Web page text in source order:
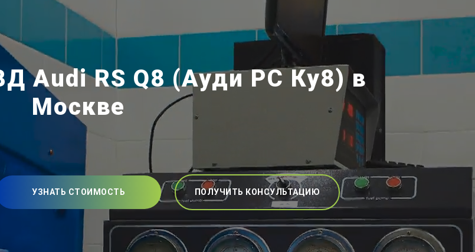
Audi RS Q8 (Ауди РС Ку8) в
Москве
УЗНАТЬ СТОИМОСТЬ ПОЛУЧИТЬ КОНСУЛЬТАЦИЮ